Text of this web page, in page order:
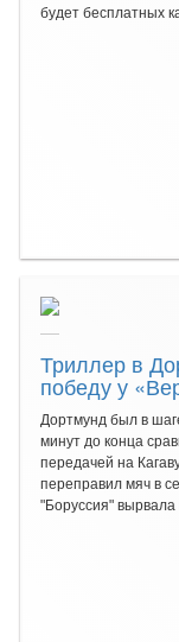
будет бесплатных
Триллер в
победу у
Дортмунд был в
минут до конца
передачей на
переправил мяч в
"Боруссия" вырвала